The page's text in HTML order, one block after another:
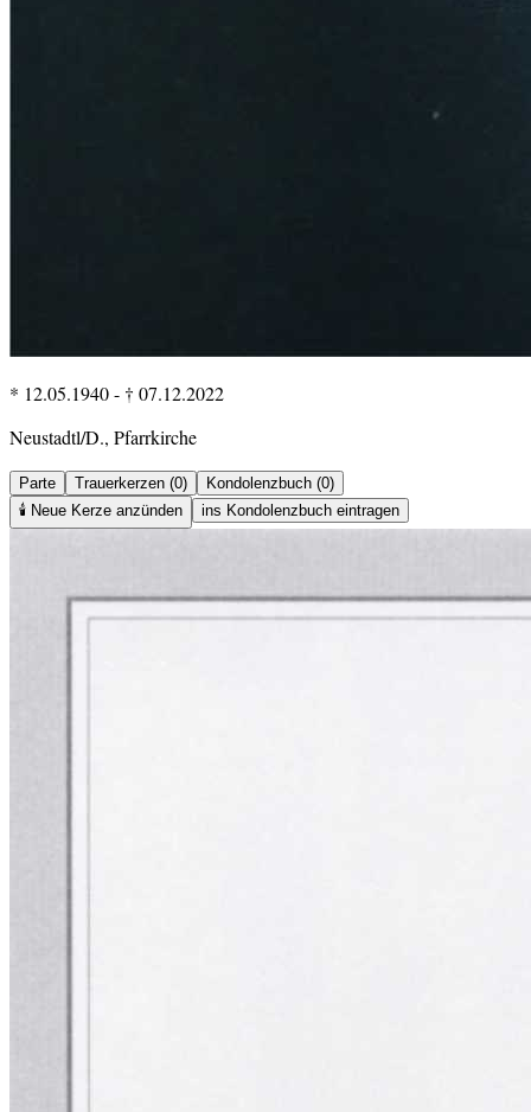
* 12.05.1940- † 07.12.2022
Neustadtl/D., Pfarrkirche
Parte Trauerkerzen (0)
Kondolenzbuch (0)
🕯️ Neue Kerze anzünden ins Kondolenzbuch eintragen